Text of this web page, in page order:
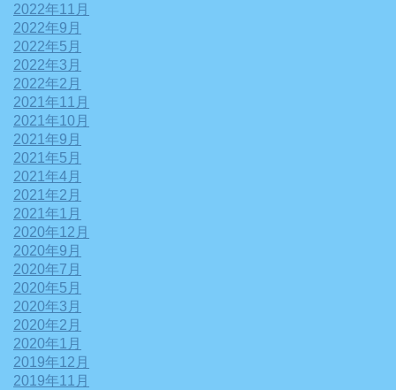
2022年11月
2022年9月
2022年5月
2022年3月
2022年2月
2021年11月
2021年10月
2021年9月
2021年5月
2021年4月
2021年2月
2021年1月
2020年12月
2020年9月
2020年7月
2020年5月
2020年3月
2020年2月
2020年1月
2019年12月
2019年11月